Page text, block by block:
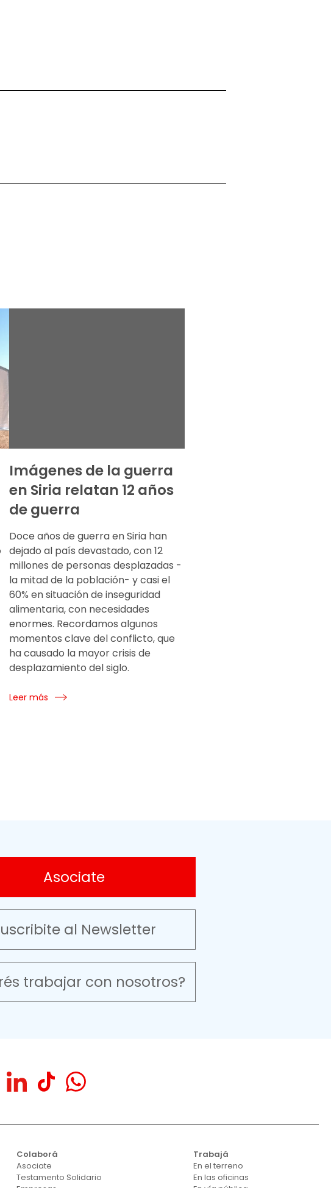
Imágenes de la guerra
en Siria relatan 12 años
de guerra
Doce años de guerra en Siria han
dejado al país devastado, con 12
millones de personas desplazadas -
la mitad de la población- y casi el
60% en situación de inseguridad
alimentaria, con necesidades
enormes. Recordamos algunos
momentos clave del conflicto, que
ha causado la mayor crisis de
desplazamiento del siglo.
Leer más
Asociate
al Newsletter
trabajar con nosotros?
Colaborá
Asociate
Testamento Solidario
Trabajá
En el terreno
En las oficinas